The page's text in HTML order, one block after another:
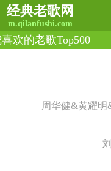
经典老歌网
m.qilanfushi.com
欢的老歌Top500
周华健&黄耀